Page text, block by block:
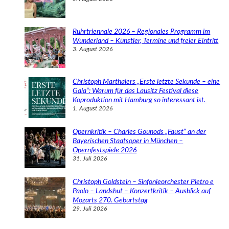
Ruhrtriennale 2026 – Regionales Programm im
Wunderland – Künstler, Termine und freier Eintritt
3. August 2026
Christoph Marthalers „Erste letzte Sekunde – eine
Gala“: Warum für das Lausitz Festival diese
Koproduktion mit Hamburg so interessant ist.
1. August 2026
Opernkritik – Charles Gounods „Faust“ an der
Bayerischen Staatsoper in München –
Opernfestspiele 2026
31. Juli 2026
Christoph Goldstein – Sinfonieorchester Pietro e
Paolo – Landshut – Konzertkritik – Ausblick auf
Mozarts 270. Geburtstag
29. Juli 2026